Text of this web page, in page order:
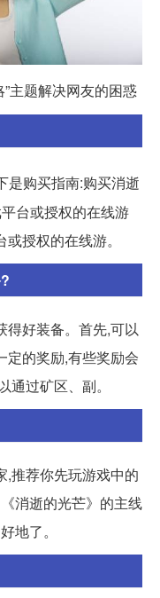
”主题解决网友的困惑
是购买指南:购买消逝
台或授权的在线游
授权的在线游。
得好装备。首先,可以
定的奖励,有些奖励会
过矿区、副。
,推荐你先玩游戏中的
消逝的光芒》的主线
地了。